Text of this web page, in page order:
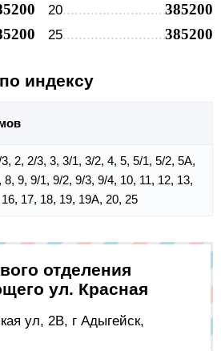
20 385200
25 385200
индексу
2, 2/3, 3, 3/1, 3/2, 4, 5, 5/1, 5/2, 5А,
8, 9, 9/1, 9/2, 9/3, 9/4, 10, 11, 12, 13,
17, 18, 19, 19А, 20, 25
отделения
ул. Красная
ул, 2В, г Адыгейск,